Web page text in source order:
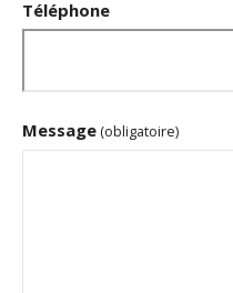
Téléphone
Message (obligatoire)